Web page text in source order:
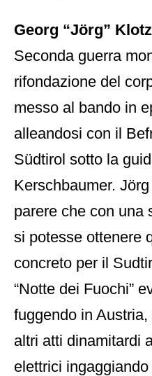
Georg “Jörg” Klotz
Seconda guerra
rifondazione del
messo al bando in
alleandosi con il
Südtirol sotto la
Kerschbaumer.
parere che con una
si potesse ottenere
concreto per il
“Notte dei Fuochi”
fuggendo in
altri atti dinamitardi
elettrici